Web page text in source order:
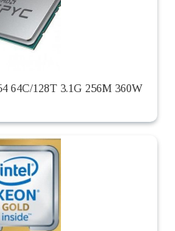
64C/128T 3.1G 256M 360W